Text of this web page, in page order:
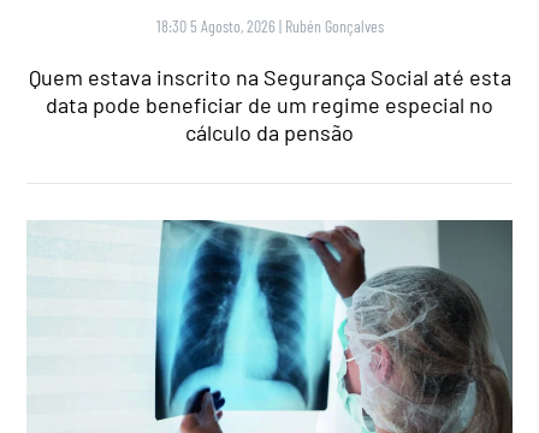
18:30 5 Agosto, 2026 | Rubén Gonçalves
Quem estava inscrito na Segurança Social até esta
data pode beneficiar de um regime especial no
cálculo da pensão